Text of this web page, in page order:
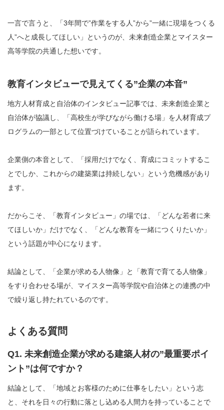
一言で言うと、「3年間で”作業をする人”から”一緒に現場をつくる
人”へと成長してほしい」というのが、未来創造企業とマイスター
高等学院の共通した想いです。
教育インタビューで見えてくる”企業の本音”
地方人材育成と自治体のインタビュー記事では、未来創造企業と
自治体が協議し、「高校生が学びながら働ける場」を人材育成プ
ログラムの一部として位置づけていることが語られています。
企業側の本音として、「採用だけでなく、育成にコミットするこ
とでしか、これからの建築業は持続しない」という危機感があり
ます。
だからこそ、「教育インタビュー」の場では、「どんな若者に来
てほしいか」だけでなく、「どんな教育を一緒につくりたいか」
という話題が中心になります。
結論として、「企業が求める人物像」と「教育で育てる人物像」
をすり合わせる場が、マイスター高等学院や自治体との連携の中
で繰り返し持たれているのです。
よくある質問
Q1. 未来創造企業が求める建築人材の”最重要ポイ
ント”は何ですか？
結論として、「地域とお客様のために仕事をしたい」という志
と、それを日々の行動に落とし込める人間力を持っていることで